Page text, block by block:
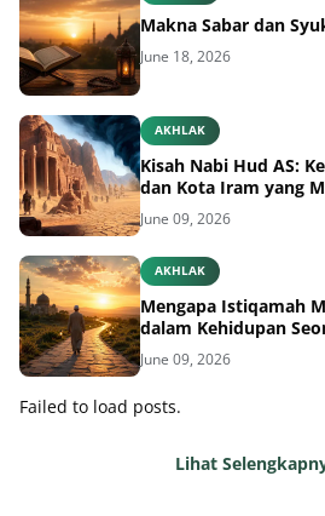
Makna Sabar dan
June 18, 2026
AKHLAK
Kisah Nabi Hud AS:
dan Kota Iram yang
June 09, 2026
AKHLAK
Mengapa Istiqamah
dalam Kehidupan
June 09, 2026
Failed to load posts.
Lihat